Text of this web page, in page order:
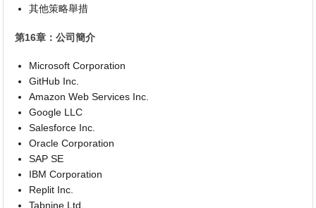
其他策略舉措
第16章：公司簡介
Microsoft Corporation
GitHub Inc.
Amazon Web Services Inc.
Google LLC
Salesforce Inc.
Oracle Corporation
SAP SE
IBM Corporation
Replit Inc.
Tabnine Ltd.